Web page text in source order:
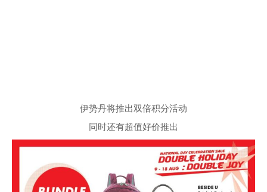
伊势丹将推出双倍积分活动
同时还有超值好价推出